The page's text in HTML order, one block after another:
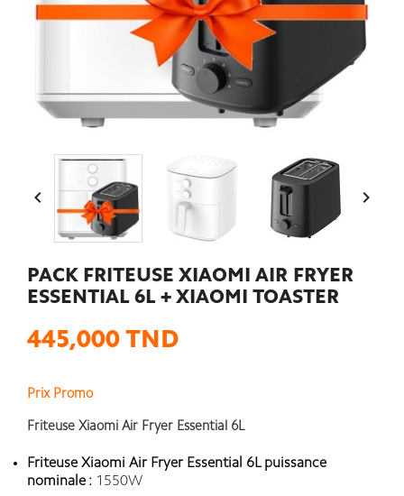
 
PACK FRITEUSE XIAOMI AIR FRYER
ESSENTIAL 6L + XIAOMI TOASTER
445,000 TND
Prix Promo
Friteuse Xiaomi Air Fryer Essential 6L
Friteuse Xiaomi Air Fryer Essential 6L puissance
nominale : 1550W